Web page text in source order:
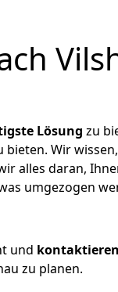
Lösung zu
bieten. Wir
alles daran,
umgezogen
und
zu planen.